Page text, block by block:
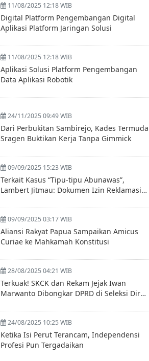
11/08/2025 12:18 WIB
Digital Platform Pengembangan Digital
Aplikasi Platform Jaringan Solusi
11/08/2025 12:18 WIB
Aplikasi Solusi Platform Pengembangan
Data Aplikasi Robotik
24/11/2025 09:49 WIB
Dari Perbukitan Sambirejo, Kades Termuda
Sragen Buktikan Kerja Tanpa Gimmick
09/09/2025 15:23 WIB
Terkait Kasus “Tipu-tipu Abunawas”,
Lambert Jitmau: Dokumen Izin Reklamasi
09/09/2025 03:17 WIB
Aliansi Rakyat Papua Sampaikan Amicus
Curiae ke Mahkamah Konstitusi
28/08/2025 04:21 WIB
Terkuak! SKCK dan Rekam Jejak Iwan
Marwanto Dibongkar DPRD di Seleksi Dirut
24/08/2025 10:25 WIB
Ketika Isi Perut Terancam, Independensi
Profesi Pun Tergadaikan